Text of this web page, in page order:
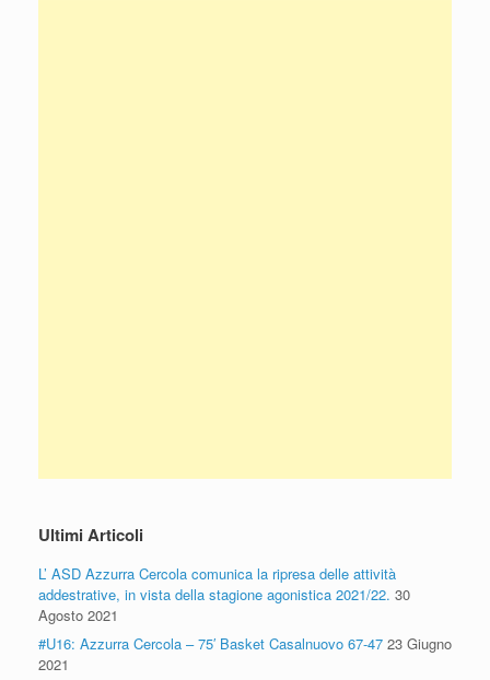
Ultimi Articoli
L’ ASD Azzurra Cercola comunica la ripresa delle attività
addestrative, in vista della stagione agonistica 2021/22. 30
Agosto 2021
#U16: Azzurra Cercola – 75′ Basket Casalnuovo 67-47 23 Giugno
2021